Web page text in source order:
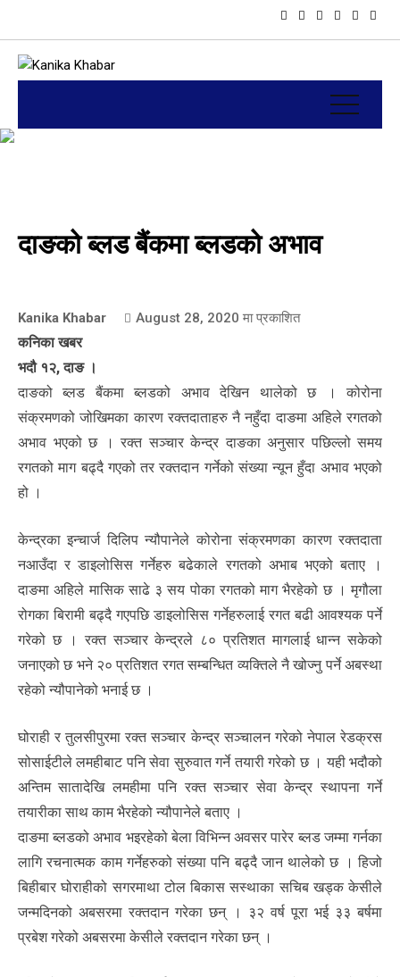
दाङको ब्लड बैंकमा ब्लडको अभाव
Kanika Khabar August 28, 2020 मा प्रकाशित
कनिका खबर
भदौ १२, दाङ ।
दाङको ब्लड बैंकमा ब्लडको अभाव देखिन थालेको छ । कोरोना
संक्रमणको जोखिमका कारण रक्तदाताहरु नै नहुँदा दाङमा अहिले रगतको
अभाव भएको छ । रक्त सञ्चार केन्द्र दाङका अनुसार पछिल्लो समय
रगतको माग बढ्दै गएको तर रक्तदान गर्नेको संख्या न्यून हुँदा अभाव भएको
हो ।
केन्द्रका इन्चार्ज दिलिप न्यौपानेले कोरोना संक्रमणका कारण रक्तदाता
नआउँदा र डाइलोसिस गर्नेहरु बढेकाले रगतको अभाब भएको बताए ।
दाङमा अहिले मासिक साढे ३ सय पोका रगतको माग भैरहेको छ । मृगौला
रोगका बिरामी बढ्दै गएपछि डाइलोसिस गर्नेहरुलाई रगत बढी आवश्यक पर्ने
गरेको छ । रक्त सञ्चार केन्द्रले ८० प्रतिशत मागलाई धान्न सकेको
जनाएको छ भने २० प्रतिशत रगत सम्बन्धित व्यक्तिले नै खोज्नु पर्ने अबस्था
रहेको न्यौपानेको भनाई छ ।
घोराही र तुलसीपुरमा रक्त सञ्चार केन्द्र सञ्चालन गरेको नेपाल रेडक्रस
सोसाईटीले लमहीबाट पनि सेवा सुरुवात गर्ने तयारी गरेको छ । यही भदौको
अन्तिम सातादेखि लमहीमा पनि रक्त सञ्चार सेवा केन्द्र स्थापना गर्ने
तयारीका साथ काम भैरहेको न्यौपानेले बताए ।
दाङमा ब्लडको अभाव भइरहेको बेला विभिन्न अवसर पारेर ब्लड जम्मा गर्नका
लागि रचनात्मक काम गर्नेहरुको संख्या पनि बढ्दै जान थालेको छ । हिजो
बिहीबार घोराहीको सगरमाथा टोल बिकास सस्थाका सचिब खड्क केसीले
जन्मदिनको अबसरमा रक्तदान गरेका छन् । ३२ वर्ष पूरा भई ३३ बर्षमा
प्रबेश गरेको अबसरमा केसीले रक्तदान गरेका छन् ।